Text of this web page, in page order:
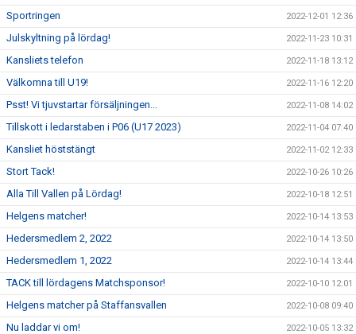
Sportringen 2022-12-01 12:36
Julskyltning på lördag! 2022-11-23 10:31
Kansliets telefon 2022-11-18 13:12
Välkomna till U19! 2022-11-16 12:20
Psst! Vi tjuvstartar försäljningen... 2022-11-08 14:02
Tillskott i ledarstaben i P06 (U17 2023) 2022-11-04 07:40
Kansliet höststängt 2022-11-02 12:33
Stort Tack! 2022-10-26 10:26
Alla Till Vallen på Lördag! 2022-10-18 12:51
Helgens matcher! 2022-10-14 13:53
Hedersmedlem 2, 2022 2022-10-14 13:50
Hedersmedlem 1, 2022 2022-10-14 13:44
TACK till lördagens Matchsponsor! 2022-10-10 12:01
Helgens matcher på Staffansvallen 2022-10-08 09:40
Nu laddar vi om! 2022-10-05 13:32